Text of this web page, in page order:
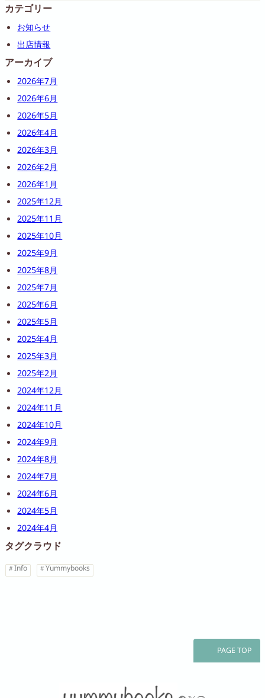
カテゴリー
お知らせ
出店情報
アーカイブ
2026年7月
2026年6月
2026年5月
2026年4月
2026年3月
2026年2月
2026年1月
2025年12月
2025年11月
2025年10月
2025年9月
2025年8月
2025年7月
2025年6月
2025年5月
2025年4月
2025年3月
2025年2月
2024年12月
2024年11月
2024年10月
2024年9月
2024年8月
2024年7月
2024年6月
2024年5月
2024年4月
タグクラウド
Info Yummybooks
PAGE TOP